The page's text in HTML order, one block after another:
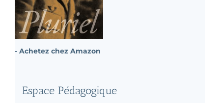
- Achetez chez Amazon
Espace Pédagogique